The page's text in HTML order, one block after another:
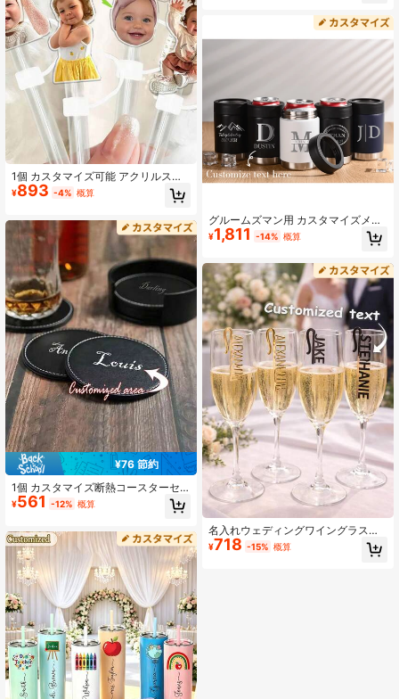
1個 カスタマイズ可能 アクリルスト
ロートッパー、写真入り, シリコンス
トローリッド アクリルペンダント付
に対応、再利用可能なストロープロ
テクター装飾アクセサリー、ペルソ
ナライズされたマザーズデーのギフ
ト、子供の写真ストローリッド、カ
ップアクセサリーストローリッド、
祖母へのギフト、30オンスと40オン
スタンブラー用の理想的なカスタマ
イズ可能なストローリッド、タンブ
ラーリッドアクセサリー
¥893 -4% 概算
¥76 節約
1個 カスタマイズ断熱コースターセ
ット、PUレザー、丸型滑り止め防水
ティーカップコースター断熱パッ
イズされたコースター、オフィスス
タッフデスクアクセサリー、早番従
業員ギフト
¥561 -12% 概算
レゼント、多機能、お手入れ簡単
グルームズマン用 カスタマイズメタ
ルビールクージー、名入れ ビールキ
ャンホルダー、バチェローパーティ
ルクージーウォーターボトル、多機
能、装飾的、防カビ、再利用可能、
高品質、カスタム、個別注文、ユニ
ーク、彼への理想的な贈り物、彼女
への理想的な贈り物、彼女、彼氏、
父、母、家族、友人、従業員、ダイ
ニングルーム、バスルーム、リビン
グルーム、寝室、オフィス、茶室、
学校、家庭
¥1,811 -14% 概算
名入れウェディングワイングラスチ
ャーム カスタマイズネームタグ カク
テルドリンクマーカー
¥718 -15% 概算